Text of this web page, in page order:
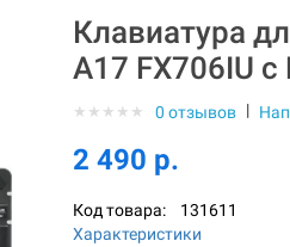
Клавиатура
A17 FX706IU с
★ ★ ★ ★ ★ 0 отзывов |
2 490 р.
Код товара: 131611
Характеристики